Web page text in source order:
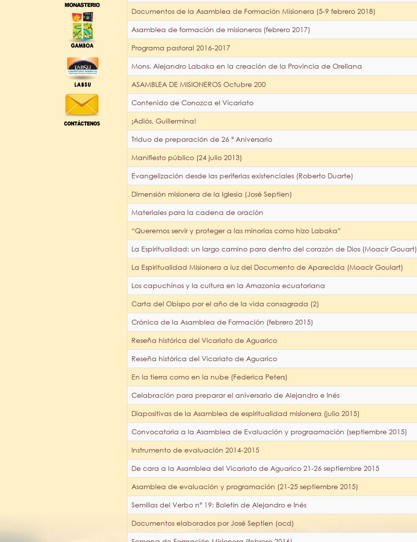
Documentos de la Asamblea de Formación Misionera (5-9 febrero 2018)
Asamblea de formación de misioneros (febrero 2017)
Programa pastoral 2016-2017
Mons. Alejandro Labaka en la creación de la Provincia de Orellana
ASAMBLEA DE MISIONEROS Octubre 200
Contenido de Conozca el Vicariato
¡Adiós, Guillermina!
Triduo de preparación de 26 ª Aniversario
Manifiesto público (24 julio 2013)
Evangelización desde las periferias existenciales (Roberto Duarte)
Dimensión misionera de la Iglesia (José Septien)
Materiales para la cadena de oración
“Queremos servir y proteger a las minorías como hizo Labaka”
La Espiritualidad: un largo camino para dentro del corazón de Dios (Moacir Gouart)
La Espiritualidad Misionera a luz del Documento de Aparecida (Moacir Goulart)
Los capuchinos y la cultura en la Amazonia ecuatoriana
Carta del Obispo por el año de la vida consagrada (2)
Crónica de la Asamblea de Formación (febrero 2015)
Reseña histórica del Vicariato de Aguarico
Reseña histórica del Vicariato de Aguarico
En la tierra como en la nube (Federica Peters)
Celabración para preparar el aniversario de Alejandro e Inés
Diapositivas de la Asamblea de espiritualidad misionera (julio 2015)
Convocatoria a la Asamblea de Evaluación y prograamación (septiembre 2015)
Instrumento de evaluación 2014-2015
De cara a la Asamblea del Vicariato de Aguarico 21-26 septiembre 2015
Asamblea de evaluación y programación (21-25 septiembre 2015)
Semillas del Verbo nº 19: Boletín de Alejandro e Inés
Documentos elaborados por José Septien (ocd)